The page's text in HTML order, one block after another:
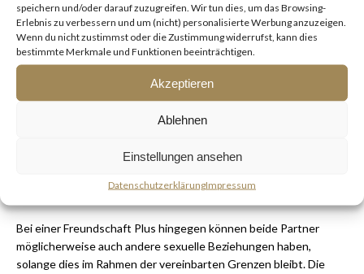
speichern und/oder darauf zuzugreifen. Wir tun dies, um das Browsing-
Erlebnis zu verbessern und um (nicht) personalisierte Werbung anzuzeigen.
Wenn du nicht zustimmst oder die Zustimmung widerrufst, kann dies
bestimmte Merkmale und Funktionen beeinträchtigen.
Akzeptieren
Ablehnen
Einstellungen ansehen
DatenschutzerklärungImpressum
Eine respektvolle Wahrung der Privatsphäre fördert das
Vertrauen und die Intimität in beiden Beziehungsformen.
Monogamie vs. Offene Beziehungen
Ein wesentlicher Unterschied zwischen Affären und
Freundschaft Plus besteht in der Frage der Monogamie. Affären
normalerweise keine anderen Partner. In einer Affäre bleibt die
Personen beschränkt.
Bei einer Freundschaft Plus hingegen können beide Partner
möglicherweise auch andere sexuelle Beziehungen haben,
solange dies im Rahmen der vereinbarten Grenzen bleibt. Die